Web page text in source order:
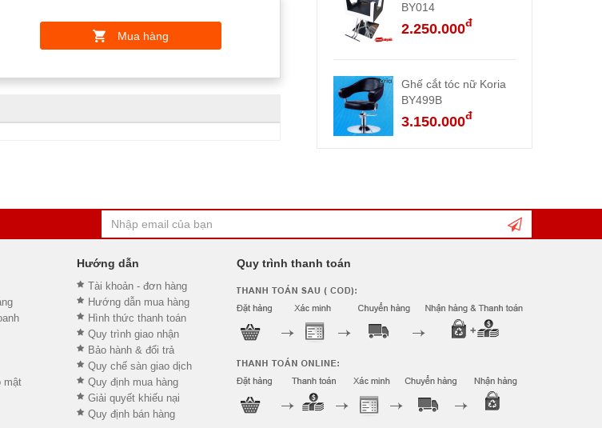
Mua hàng
BY014
2.250.000đ
Ghế cắt tóc nữ Koria
BY499B
3.150.000đ
mật
Hướng dẫn
Tài khoản - đơn hàng
Hướng dẫn mua hàng
Hình thức thanh toán
Quy trình giao nhận
Bảo hành & đổi trả
Quy chế sàn giao dịch
Quy định mua hàng
Giải quyết khiếu nại
Quy định bán hàng
Quy trình thanh toán